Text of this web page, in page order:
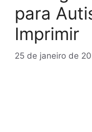
para
Imprimir
25 de janeiro de